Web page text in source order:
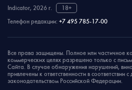
Indicator, 2026 г.
18+
Телефон редакции: +7 495 785-17-00
Все права защищены. Полное или частичное
коммерческих целях разрешено только с
Сайта. В случае обнаружения нарушений,
привлечены к ответственности в соответствии
законодательством Российской Федерации.